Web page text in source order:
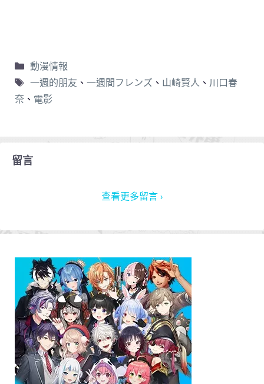
動漫情報
一週的朋友 、 一週間フレンズ 、 山崎賢人 、 川口春
奈 、 電影
留言
查看更多留言 ›